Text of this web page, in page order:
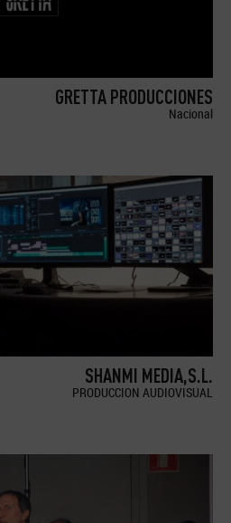
GRETTA PRODUCCIONES
Nacional
SHANMI MEDIA,S.L.
PRODUCCION AUDIOVISUAL